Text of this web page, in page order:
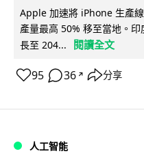
Apple 加速將 iPhone 生產
產量最高 50% 移至當地。
長至 204...
閱讀全文
95 36 ↗ 分享
人工智能